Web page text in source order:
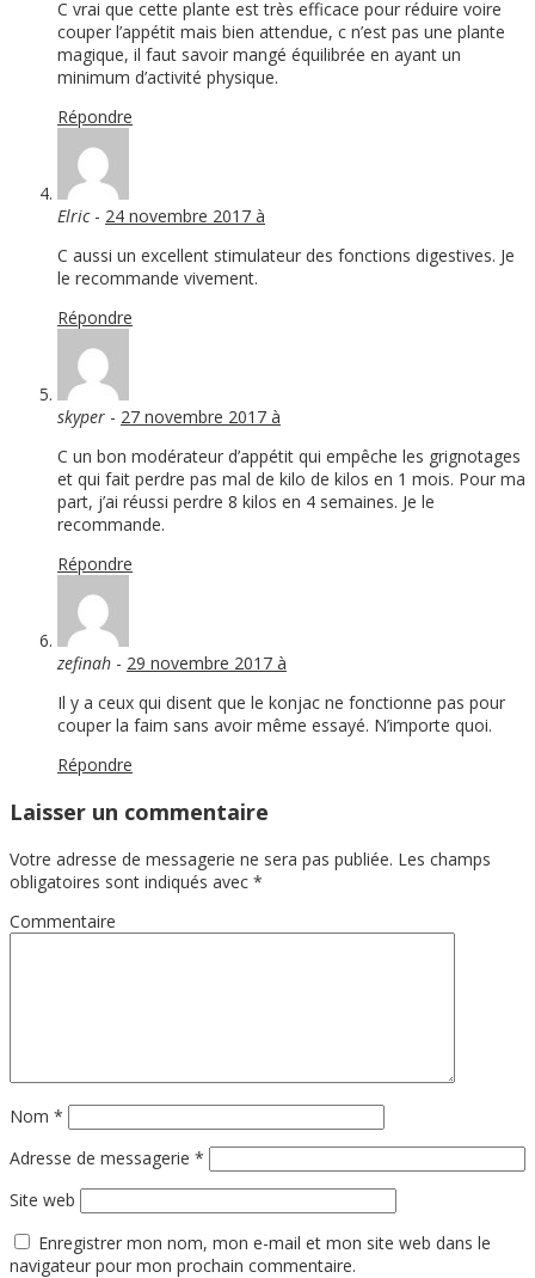
C vrai que cette plante est très efficace pour réduire voire
couper l’appétit mais bien attendue, c n’est pas une plante
magique, il faut savoir mangé équilibrée en ayant un
minimum d’activité physique.
Répondre
Elric- 24 novembre 2017 à
C aussi un excellent stimulateur des fonctions digestives. Je
le recommande vivement.
Répondre
skyper - 27 novembre 2017 à
C un bon modérateur d’appétit qui empêche les grignotages
et qui fait perdre pas mal de kilo de kilos en 1 mois. Pour ma
part, j’ai réussi perdre 8 kilos en 4 semaines. Je le
recommande.
Répondre
zefinah - 29 novembre 2017 à
Il y a ceux qui disent que le konjac ne fonctionne pas pour
couper la faim sans avoir même essayé. N’importe quoi.
Répondre
Laisser un commentaire
Votre adresse de messagerie ne sera pas publiée. Les champs
obligatoires sont indiqués avec *
Commentaire
Nom *
Adresse de messagerie *
Site web
Enregistrer mon nom, mon e-mail et mon site web dans le
navigateur pour mon prochain commentaire.